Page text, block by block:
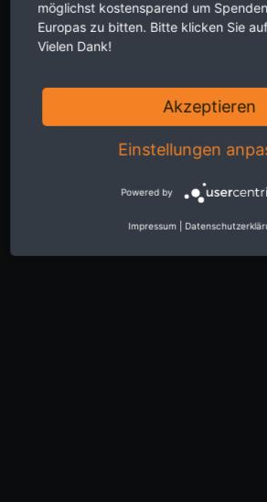
möglichst kostensparend um
Europas zu bitten. Bitte klicken Sie
Vielen Dank!
Akzeptieren
Einstellungen
Powered by
Impressum